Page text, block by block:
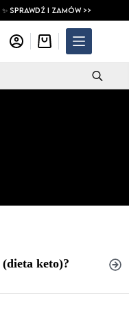
I ZAMÓW >>
Koszyk
keto)?